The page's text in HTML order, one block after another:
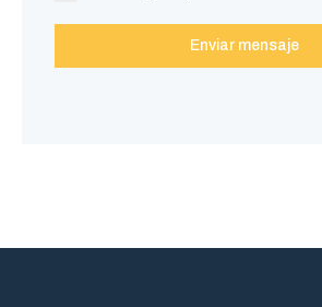
Enviar mensaje